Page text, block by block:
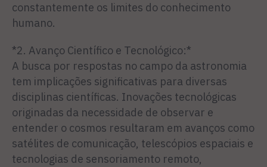
constantemente os limites do conhecimento
humano.
*2. Avanço Científico e Tecnológico:*
A busca por respostas no campo da astronomia
tem implicações significativas para diversas
disciplinas científicas. Inovações tecnológicas
originadas da necessidade de observar e
entender o cosmos resultaram em avanços como
satélites de comunicação, telescópios espaciais e
tecnologias de sensoriamento remoto,